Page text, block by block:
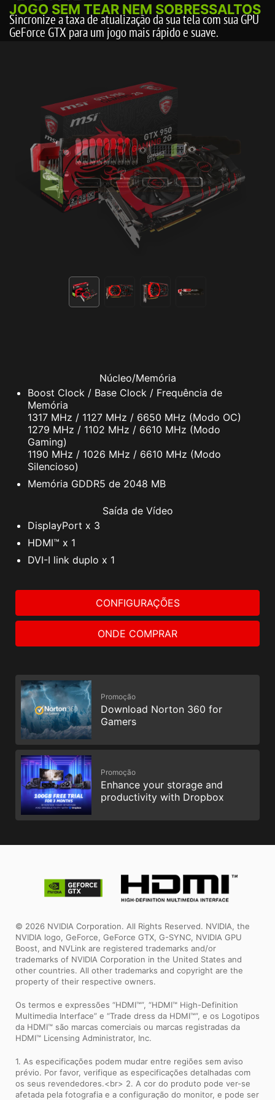
JOGO SEM TEAR NEM SOBRESSALTOS
Sincronize a taxa de atualização da sua tela com sua GPU
GeForce GTX para um jogo mais rápido e suave.
Núcleo/Memória
Boost Clock / Base Clock / Frequência de
Memória
1317 MHz / 1127 MHz / 6650 MHz (Modo OC)
1279 MHz / 1102 MHz / 6610 MHz (Modo
Gaming)
1190 MHz / 1026 MHz / 6610 MHz (Modo
Silencioso)
Memória GDDR5 de 2048 MB
Saída de Vídeo
DisplayPort x 3
HDMI™ x 1
DVI-I link duplo x 1
CONFIGURAÇÕES
ONDE COMPRAR
Promoção
Download Norton 360 for
Gamers
Promoção
Enhance your storage and
productivity with Dropbox
© 2026 NVIDIA Corporation. All Rights Reserved. NVIDIA, the
NVIDIA logo, GeForce, GeForce GTX, G-SYNC, NVIDIA GPU
Boost, and NVLink are registered trademarks and/or
trademarks of NVIDIA Corporation in the United States and
other countries. All other trademarks and copyright are the
property of their respective owners.
Os termos e expressões “HDMI™”, “HDMI™ High-Definition
Multimedia Interface” e “Trade dress da HDMI™”, e os Logotipos
da HDMI™ são marcas comerciais ou marcas registradas da
HDMI™ Licensing Administrator, Inc.
1. As especificações podem mudar entre regiões sem aviso
prévio. Por favor, verifique as especificações detalhadas com
os seus revendedores.<br> 2. A cor do produto pode ver-se
afetada pela fotografia e a configuração do monitor, e pode ser